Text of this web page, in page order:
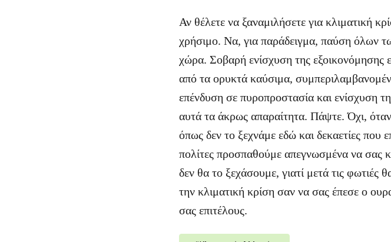
Αν θέλετε να ξαναμιλήσετε για κλιματική
χρήσιμο. Να, για παράδειγμα, παύση όλων
χώρα. Σοβαρή ενίσχυση της εξοικονόμησης
από τα ορυκτά καύσιμα,
επένδυση σε πυροπροστασία και ενίσχυση
αυτά τα άκρως απαραίτητα. Πάψτε. Όχι,
όπως δεν το ξεχνάμε εδώ και δεκαετίες που
πολίτες προσπαθούμε απεγνωσμένα να σας
δεν θα το ξεχάσουμε, γιατί μετά τις φωτιές
την κλιματική κρίση σαν να σας έπεσε ο
σας επιτέλους.